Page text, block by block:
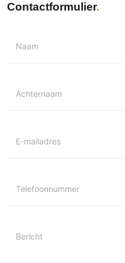
Contactformulier
Naam
Achternaam
E-mailadres
Telefoonnummer
Bericht